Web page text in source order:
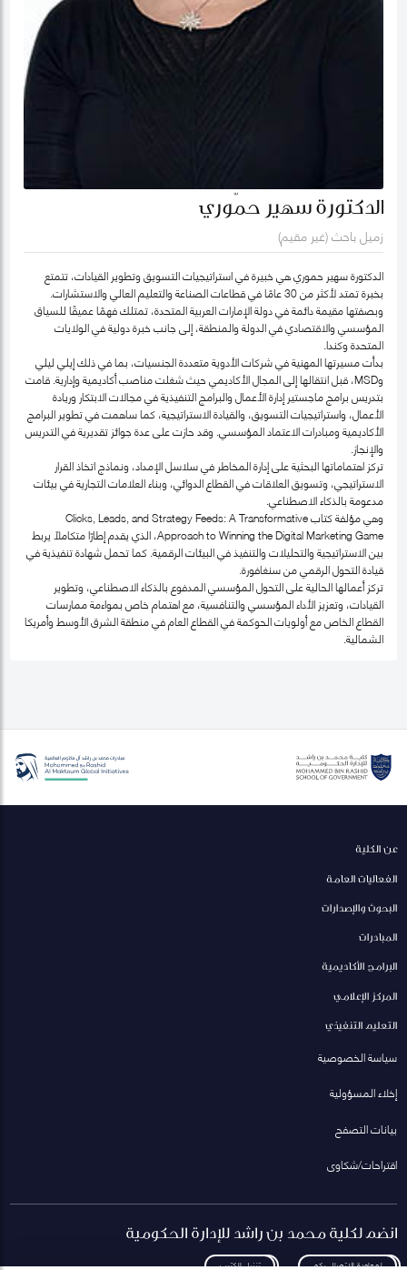
الدكتورة سهير حمّوري
زميل باحث (غير مقيم)
الدكتورة سهير حموري هي خبيرة في استراتيجيات التسويق وتطوير القيادات، تتمتع
بخبرة تمتد لأكثر من 30 عامًا في قطاعات الصناعة والتعليم العالي والاستشارات.
وبصفتها مقيمة دائمة في دولة الإمارات العربية المتحدة، تمتلك فهمًا عميقًا للسياق
المؤسسي والاقتصادي في الدولة والمنطقة، إلى جانب خبرة دولية في الولايات
المتحدة وكندا.
بدأت مسيرتها المهنية في شركات الأدوية متعددة الجنسيات، بما في ذلك إيلي ليلي
وMSD، قبل انتقالها إلى المجال الأكاديمي حيث شغلت مناصب أكاديمية وإدارية. قامت
بتدريس برامج ماجستير إدارة الأعمال والبرامج التنفيذية في مجالات الابتكار وريادة
الأعمال، واستراتيجيات التسويق، والقيادة الاستراتيجية، كما ساهمت في تطوير البرامج
الأكاديمية ومبادرات الاعتماد المؤسسي. وقد حازت على عدة جوائز تقديرية في التدريس
والإنجاز.
تركز اهتماماتها البحثية على إدارة المخاطر في سلاسل الإمداد، ونماذج اتخاذ القرار
الاستراتيجي، وتسويق العلاقات في القطاع الدوائي، وبناء العلامات التجارية في بيئات
مدعومة بالذكاء الاصطناعي.
وهي مؤلفة كتاب Clicks, Leads, and Strategy Feeds: A Transformative
Approach to Winning the Digital Marketing Game، الذي يقدم إطارًا متكاملًا يربط
بين الاستراتيجية والتحليلات والتنفيذ في البيئات الرقمية. كما تحمل شهادة تنفيذية في
قيادة التحول الرقمي من سنغافورة.
تركز أعمالها الحالية على التحول المؤسسي المدفوع بالذكاء الاصطناعي، وتطوير
القيادات، وتعزيز الأداء المؤسسي والتنافسية، مع اهتمام خاص بمواءمة ممارسات
القطاع الخاص مع أولويات الحوكمة في القطاع العام في منطقة الشرق الأوسط وأمريكا
الشمالية.
عن الكلية
الفعاليات العامة
البحوث والإصدارات
المبادرات
البرامج الأكاديمية
المركز الإعلامي
التعليم التنفيذي
سياسة الخصوصية
إخلاء المسؤولية
بيانات التصفح
اقتراحات/شكاوى
انضم لكلية محمد بن راشد للإدارة الحكومية
لمعاودة الاتصال بكم تنزيل الكتيب